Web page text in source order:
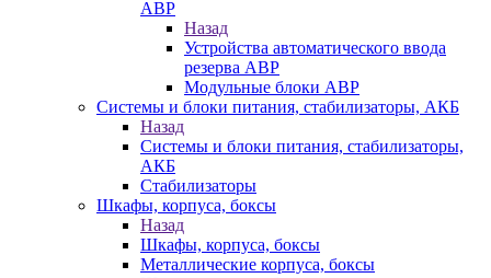
АВР
Назад
Устройства автоматического ввода
резерва АВР
Модульные блоки АВР
Системы и блоки питания, стабилизаторы, АКБ
Назад
Системы и блоки питания, стабилизаторы,
АКБ
Стабилизаторы
Шкафы, корпуса, боксы
Назад
Шкафы, корпуса, боксы
Металлические корпуса, боксы